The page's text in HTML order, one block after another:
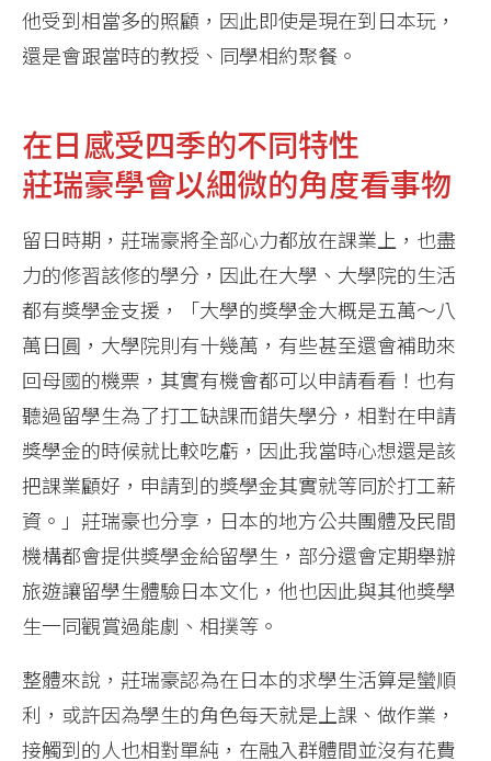
他受到相當多的照顧，因此即使是現在到日本玩，
還是會跟當時的教授、同學相約聚餐。
在日感受四季的不同特性
莊瑞豪學會以細微的角度看事物
留日時期，莊瑞豪將全部心力都放在課業上，也盡
力的修習該修的學分，因此在大學、大學院的生活
都有獎學金支援，「大學的獎學金大概是五萬～八
萬日圓，大學院則有十幾萬，有些甚至還會補助來
回母國的機票，其實有機會都可以申請看看！也有
聽過留學生為了打工缺課而錯失學分，相對在申請
獎學金的時候就比較吃虧，因此我當時心想還是該
把課業顧好，申請到的獎學金其實就等同於打工薪
資。」莊瑞豪也分享，日本的地方公共團體及民間
機構都會提供獎學金給留學生，部分還會定期舉辦
旅遊讓留學生體驗日本文化，他也因此與其他獎學
生一同觀賞過能劇、相撲等。
整體來說，莊瑞豪認為在日本的求學生活算是蠻順
利，或許因為學生的角色每天就是上課、做作業，
接觸到的人也相對單純，在融入群體間並沒有花費